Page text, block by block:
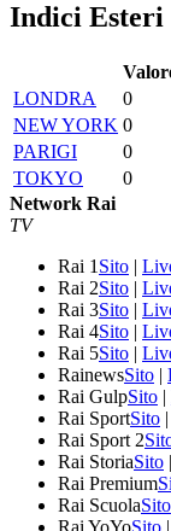
Indici Esteri
LONDRA
0
NEW YORK 0
PARIGI
0
TOKYO
0
Network Rai
TV
Rai 1 Sito |
Rai 2Sito |
Rai 3Sito |
Rai 4Sito |
Rai 5Sito |
RainewsSito |
Rai GulpSito |
Rai SportSito |
Rai Sport 2
Rai StoriaSito |
Rai Premium
Rai ScuolaSito
Rai YoYoSito |